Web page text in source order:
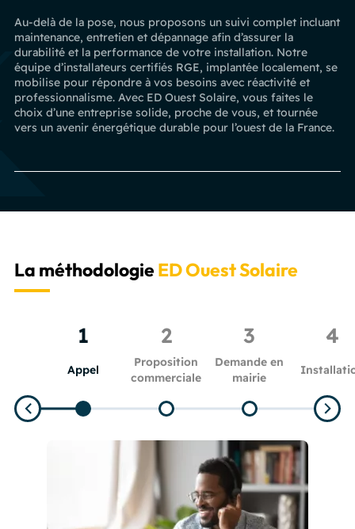
Au-delà de la pose, nous proposons un suivi complet incluant
maintenance, entretien et dépannage afin d’assurer la
durabilité et la performance de votre installation. Notre
équipe d’installateurs certifiés RGE, implantée localement, se
mobilise pour répondre à vos besoins avec réactivité et
professionnalisme. Avec ED Ouest Solaire, vous faites le
choix d’une entreprise solide, proche de vous, et tournée
vers un avenir énergétique durable pour l’ouest de la France.
La méthodologieED Ouest Solaire
1
Appel
2
Proposition
commerciale
3
Demande en
mairie
4